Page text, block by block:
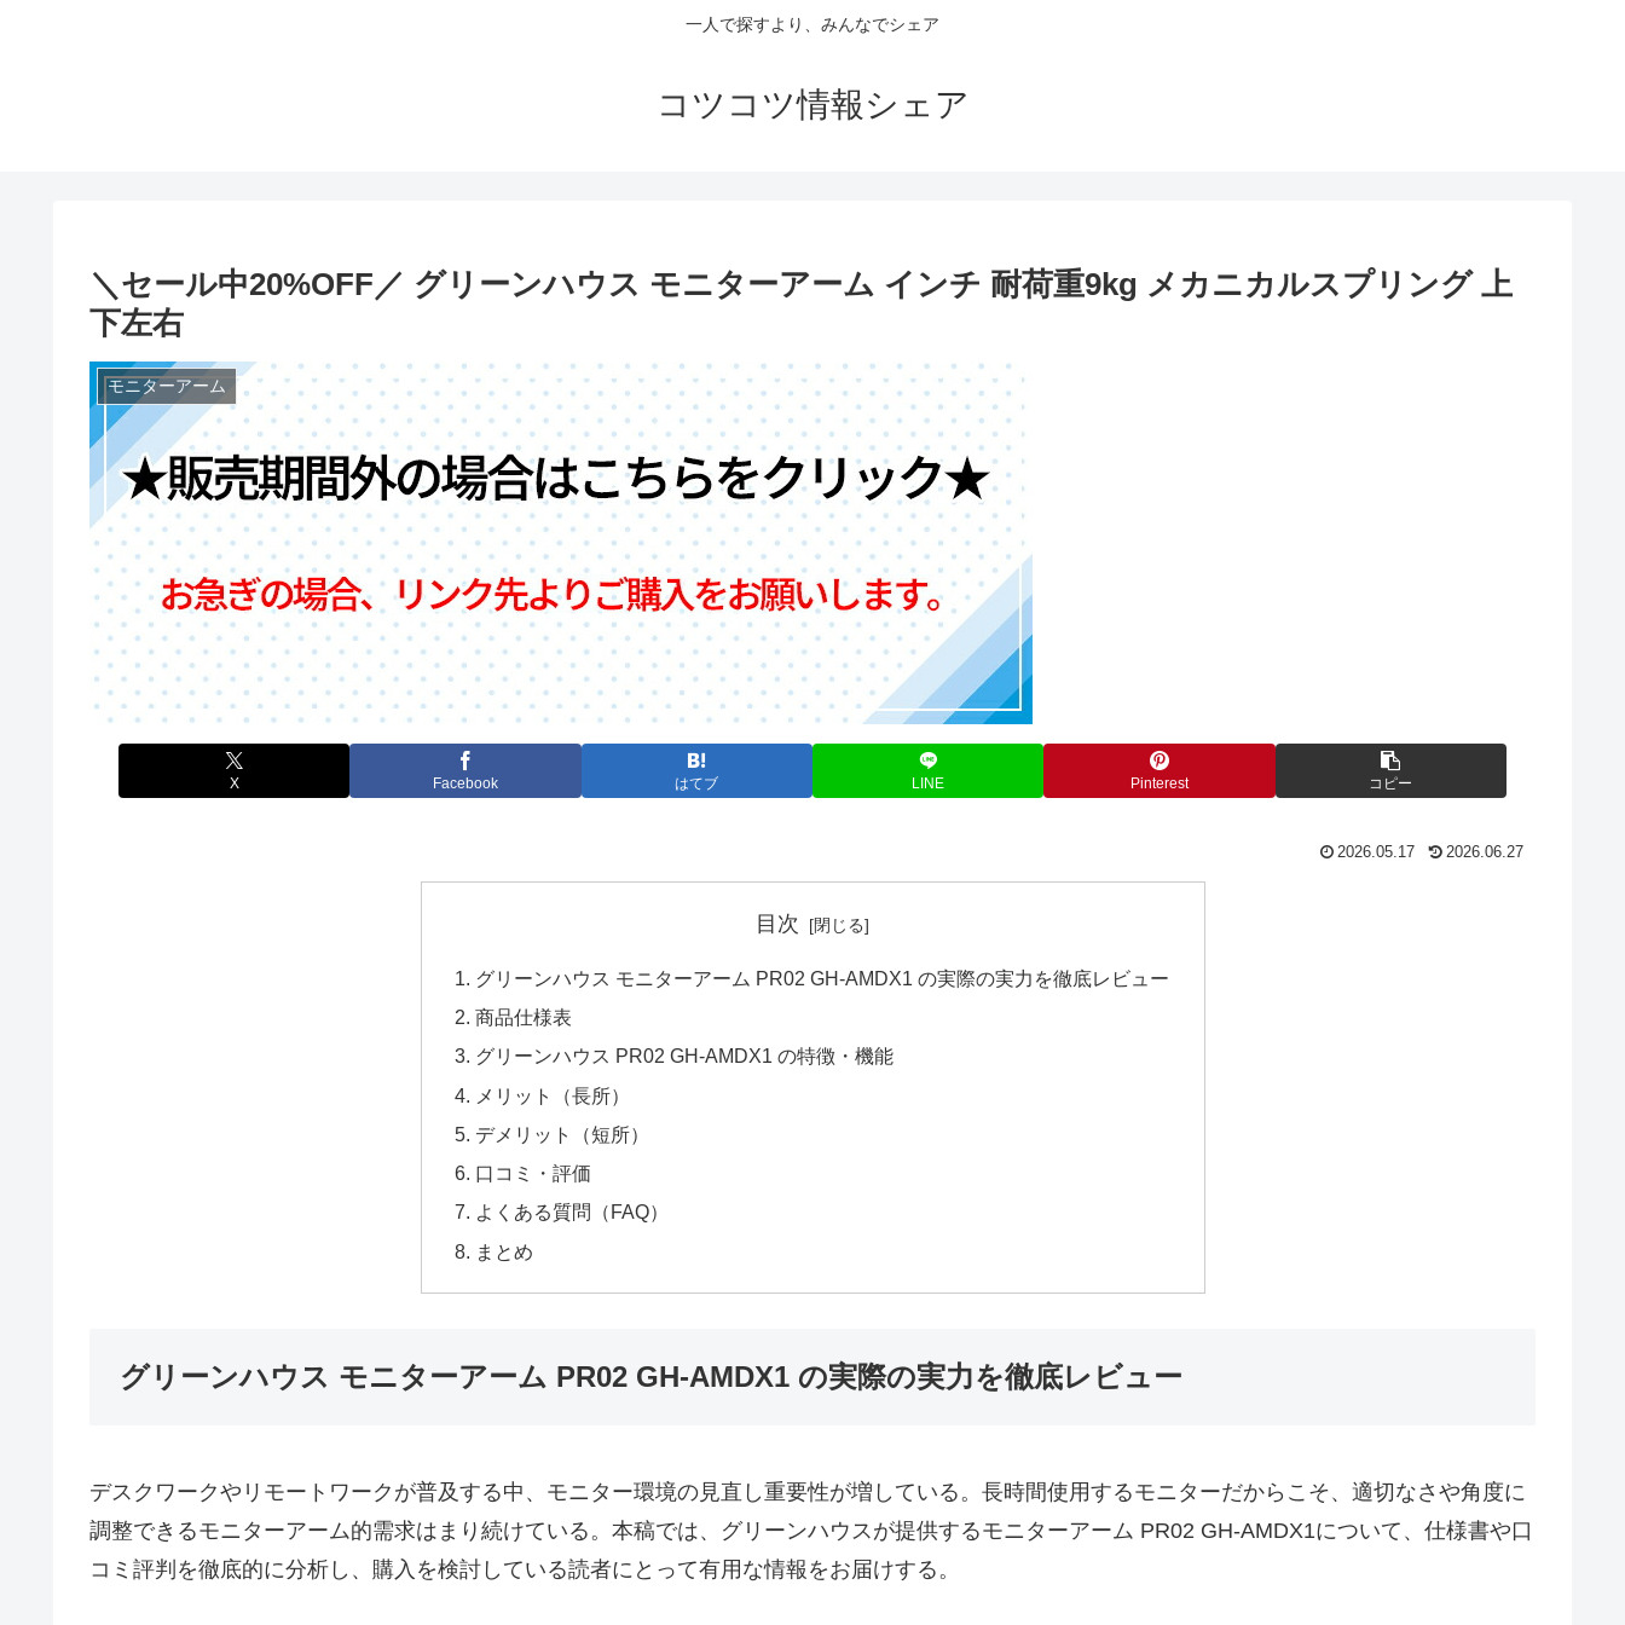
一人で探すより、みんなでシェア
コツコツ情報シェア
＼セール中20%OFF／ グリーンハウス モニターアーム インチ 耐荷重9kg メカニカルスプリング 上
下左右
モニターアーム
X Facebook はてブ LINE Pinterest コピー
2026.05.17 2026.06.27
目次
グリーンハウス モニターアーム PR02 GH-AMDX1 の実際の実力を徹底レビュー
商品仕様表
グリーンハウス PR02 GH-AMDX1 の特徴・機能
メリット（長所）
デメリット（短所）
口コミ・評価
よくある質問（FAQ）
まとめ
グリーンハウス モニターアーム PR02 GH-AMDX1 の実際の実力を徹底レビュー
デスクワークやリモートワークが普及する中、モニター環境の見直し重要性が増している。長時間使用するモニターだからこそ、適切なさや角度に
調整できるモニターアーム的需求はまり続けている。本稿では、グリーンハウスが提供するモニターアーム PR02 GH-AMDX1について、仕様書や口
コミ評判を徹底的に分析し、購入を検討している読者にとって有用な情報をお届けする。